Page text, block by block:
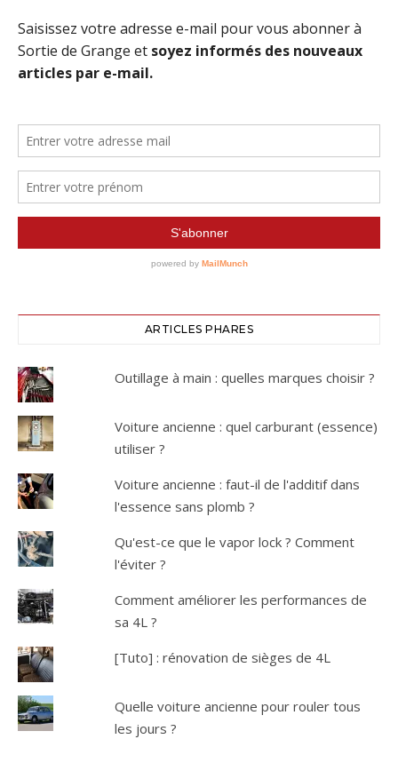
ARTICLES PHARES
Outillage à main : quelles marques choisir ?
Voiture ancienne : quel carburant (essence)
utiliser ?
Voiture ancienne : faut-il de l'additif dans
l'essence sans plomb ?
Qu'est-ce que le vapor lock ? Comment
l'éviter ?
Comment améliorer les performances de
sa 4L ?
[Tuto] : rénovation de sièges de 4L
Quelle voiture ancienne pour rouler tous
les jours ?